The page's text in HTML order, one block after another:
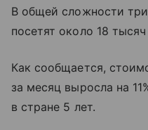
В общей сложности
посетят около 18
Как сообщается,
за месяц выросла на
в стране 5 лет.